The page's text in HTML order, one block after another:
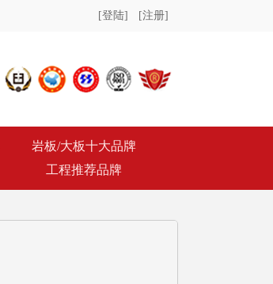
[登陆] [注册]
岩板/大板十大品牌
工程推荐品牌